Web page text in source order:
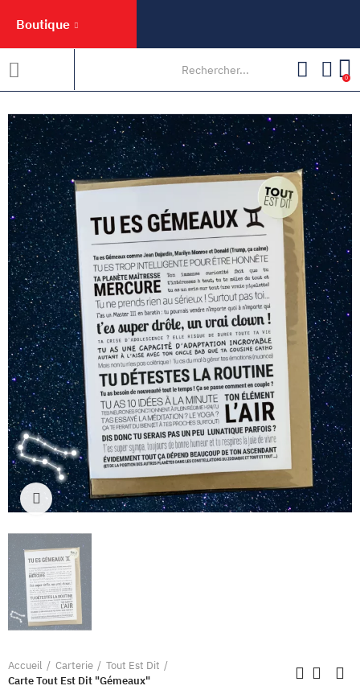
Boutique
0
Clique pour élargir
Accueil Carterie
Tout Est Dit
Carte Tout Est Dit "Gémeaux"